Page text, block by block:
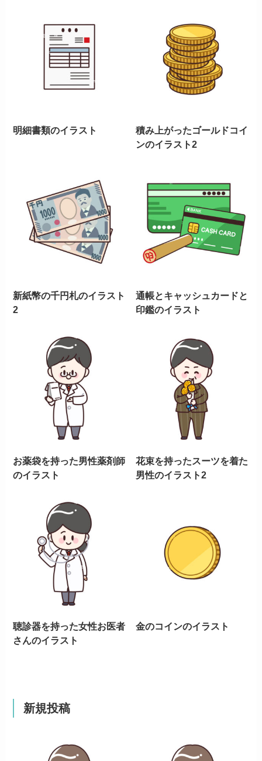
明細書類のイラスト
積み上がったゴールドコイ
ンのイラスト2
新紙幣の千円札のイラスト
2
通帳とキャッシュカードと
印鑑のイラスト
お薬袋を持った男性薬剤師
のイラスト
花束を持ったスーツを着た
男性のイラスト2
聴診器を持った女性お医者
さんのイラスト
金のコインのイラスト
新規投稿